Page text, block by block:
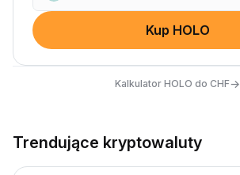
Kup HOLO
Kalkulator HOLO do CHF→
Trendujące kryptowaluty